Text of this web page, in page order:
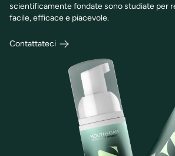
scientificamente fondate sono studiate per
facile, efficace e piacevole.
Contattateci